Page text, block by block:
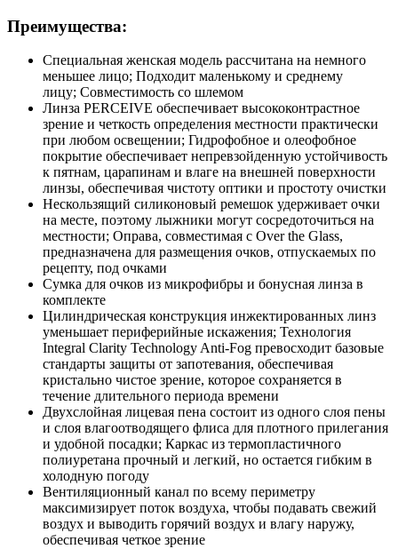
Преимущества:
Специальная женская модель рассчитана на немного
меньшее лицо; Подходит маленькому и среднему
лицу; Совместимость со шлемом
Линза PERCEIVE обеспечивает высококонтрастное
зрение и четкость определения местности практически
при любом освещении; Гидрофобное и олеофобное
покрытие обеспечивает непревзойденную устойчивость
к пятнам, царапинам и влаге на внешней поверхности
линзы, обеспечивая чистоту оптики и простоту очистки
Нескользящий силиконовый ремешок удерживает очки
на месте, поэтому лыжники могут сосредоточиться на
местности; Оправа, совместимая с Over the Glass,
предназначена для размещения очков, отпускаемых по
рецепту, под очками
Сумка для очков из микрофибры и бонусная линза в
комплекте
Цилиндрическая конструкция инжектированных линз
уменьшает периферийные искажения; Технология
Integral Clarity Technology Anti-Fog превосходит базовые
стандарты защиты от запотевания, обеспечивая
кристально чистое зрение, которое сохраняется в
течение длительного периода времени
Двухслойная лицевая пена состоит из одного слоя пены
и слоя влагоотводящего флиса для плотного прилегания
и удобной посадки; Каркас из термопластичного
полиуретана прочный и легкий, но остается гибким в
холодную погоду
Вентиляционный канал по всему периметру
максимизирует поток воздуха, чтобы подавать свежий
воздух и выводить горячий воздух и влагу наружу,
обеспечивая четкое зрение